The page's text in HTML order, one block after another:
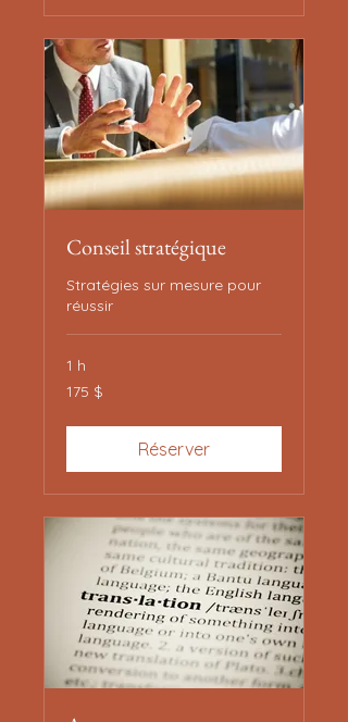
Conseil stratégique
Stratégies sur mesure pour
réussir
1 h
175 dollars
canadiens
175 $
Réserver